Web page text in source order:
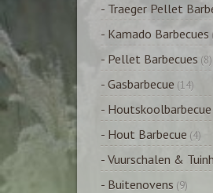
- Traeger Pellet
- Kamado Barbecues
- Pellet Barbecues (8)
- Gasbarbecue (14)
- Houtskoolbarbecue
- Hout Barbecue (4)
- Vuurschalen &
- Buitenovens (9)